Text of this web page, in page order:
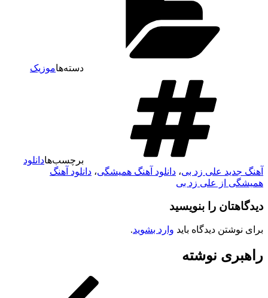
دسته‌هاموزیک
برچسب‌هادانلود
آهنگ جدید علی زد بی، دانلود آهنگ همیشگی، دانلود آهنگ
همیشگی از علی زد بی
دیدگاهتان را بنویسید
برای نوشتن دیدگاه باید وارد بشوید.
راهبری نوشته